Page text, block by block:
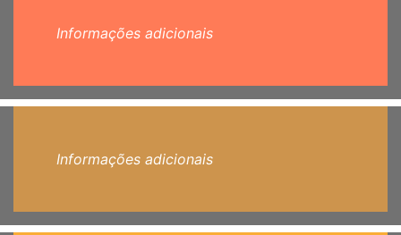
Informações adicionais
Informações adicionais